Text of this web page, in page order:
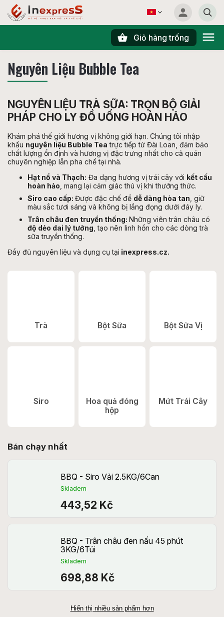
Giỏ hàng trống
Nguyên Liệu Bubble Tea
NGUYÊN LIỆU TRÀ SỮA: TRỌN BỘ GIẢI
PHÁP CHO LY ĐỒ UỐNG HOÀN HẢO
Khám phá thế giới hương vị không giới hạn. Chúng tôi nhập
khẩu nguyên liệu Bubble Tea trực tiếp từ Đài Loan, đảm bảo
chất lượng ổn định và hương vị đặc trưng nhất cho cả quán
chuyên nghiệp lẫn pha chế tại nhà.
Hạt nổ và Thạch: Đa dạng hương vị trái cây với kết cấu
hoàn hảo, mang lại cảm giác thú vị khi thưởng thức.
Siro cao cấp: Được đặc chế để dễ dàng hòa tan, giữ
màu sắc tươi sáng và không bị lắng đọng dưới đáy ly.
Trân châu đen truyền thống: Những viên trân châu có
độ dẻo dai lý tưởng, tạo nên linh hồn cho các dòng trà
sữa truyền thống.
Đầy đủ nguyên liệu và dụng cụ tại inexpress.cz.
Trà Bột Sữa Bột Sữa Vị
Siro
Hoa quả đóng
hộp
Mứt Trái Cây
Bán chạy nhất
BBQ - Siro Vải 2.5KG/6Can
Skladem
443,52 Kč
BBQ - Trân châu đen nấu 45 phút
3KG/6Túi
Skladem
698,88 Kč
Hiển thị nhiều sản phẩm hơn